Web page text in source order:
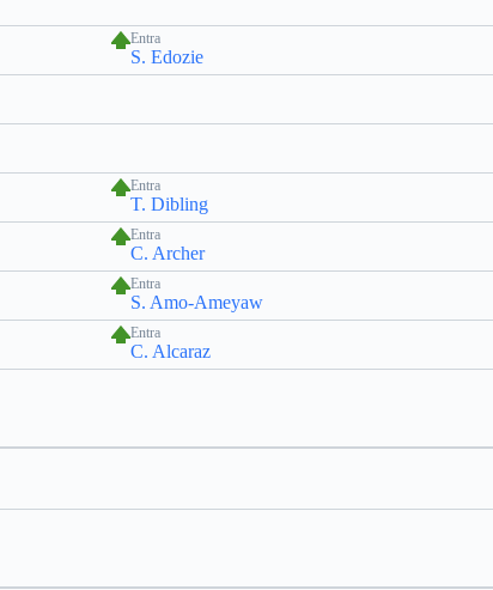
Entra
S. Edozie
Entra
T. Dibling
Entra
C. Archer
Entra
S. Amo-Ameyaw
Entra
C. Alcaraz